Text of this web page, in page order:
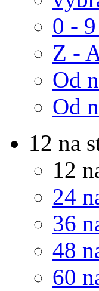
0 -
Z -
Od
Od
12 na
12
24
36
48
60